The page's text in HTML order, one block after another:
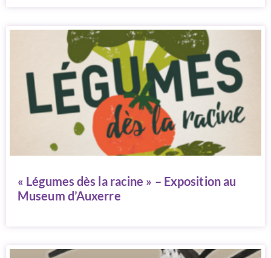
« Légumes dès la racine » – Exposition au
Museum d’Auxerre